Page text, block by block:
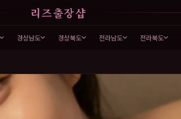
리즈출장샵
경상남도 경상북도 전라남도 전라북도